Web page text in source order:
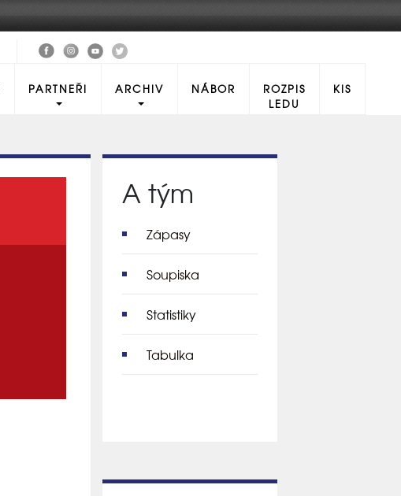
PARTNEŘI ARCHIV NÁBOR
ROZPIS
LEDU
KIS
A tým
Zápasy
Soupiska
Statistiky
Tabulka